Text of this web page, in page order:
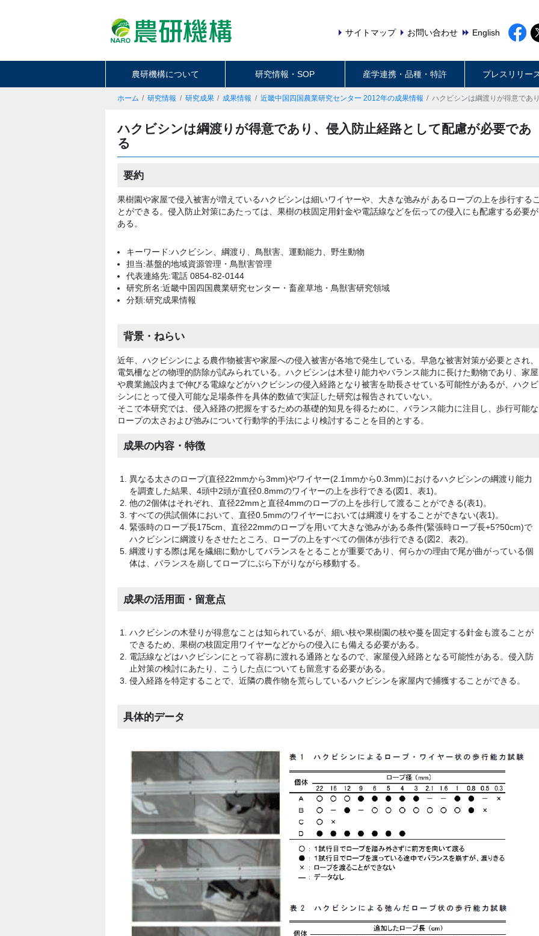
サイトマップ お問い合わせ English
農研機構について 研究情報・SOP 産学連携・品種・特許 プレスリリー
ホーム 研究情報 研究成果 成果情報 近畿中国四国農業研究センター 2012年の成果情報 ハクビシンは綱渡りが得意であ
ハクビシンは綱渡りが得意であり、侵入防止経路として配慮が必要であ
る
要約
果樹園や家屋で侵入被害が増えているハクビシンは細いワイヤーや、大きな弛みが あるロープの上を歩行するこ
とができる。侵入防止対策にあたっては、果樹の枝固定用針金や電話線などを伝っての侵入にも配慮する必要が
ある。
キーワード:ハクビシン、綱渡り、鳥獣害、運動能力、野生動物
担当:基盤的地域資源管理・鳥獣害管理
代表連絡先:電話 0854-82-0144
研究所名:近畿中国四国農業研究センター・畜産草地・鳥獣害研究領域
分類:研究成果情報
背景・ねらい
近年、ハクビシンによる農作物被害や家屋への侵入被害が各地で発生している。早急な被害対策が必要とされ、
電気柵などの物理的防除が試みられている。ハクビシンは木登り能力やバランス能力に長けた動物であり、家屋
や農業施設内まで伸びる電線などがハクビシンの侵入経路となり被害を助長させている可能性があるが、ハクビ
シンにとって侵入可能な足場条件を具体的数値で実証した研究は報告されていない。
そこで本研究では、侵入経路の把握をするための基礎的知見を得るために、バランス能力に注目し、歩行可能な
ロープの太さおよび弛みについて行動学的手法により検討することを目的とする。
成果の内容・特徴
異なる太さのロープ(直径22mmから3mm)やワイヤー(2.1mmから0.3mm)におけるハクビシンの綱渡り能力
を調査した結果、4頭中2頭が直径0.8mmのワイヤーの上を歩行できる(図1、表1)。
他の2個体はそれぞれ、直径22mmと直径4mmのロープの上を歩行して渡ることができる(表1)。
すべての供試個体において、直径0.5mmのワイヤーにおいては綱渡りをすることができない(表1)。
緊張時のロープ長175cm、直径22mmのロープを用いて大きな弛みがある条件(緊張時ロープ長+5?50cm)で
ハクビシンに綱渡りをさせたところ、ロープの上をすべての個体が歩行できる(図2、表2)。
綱渡りする際は尾を繊細に動かしてバランスをとることが重要であり、何らかの理由で尾が曲がっている個
体は、バランスを崩してロープにぶら下がりながら移動する。
成果の活用面・留意点
ハクビシンの木登りが得意なことは知られているが、細い枝や果樹園の枝や蔓を固定する針金も渡ることが
できるため、果樹の枝固定用ワイヤーなどからの侵入にも備える必要がある。
電話線などはハクビシンにとって容易に渡れる通路となるので、家屋侵入経路となる可能性がある。侵入防
止対策の検討にあたり、こうした点についても留意する必要がある。
侵入経路を特定することで、近隣の農作物を荒らしているハクビシンを家屋内で捕獲することができる。
具体的データ